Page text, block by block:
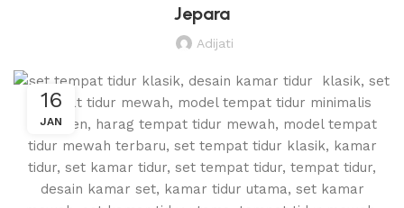
Jepara
Adijati
16
JAN